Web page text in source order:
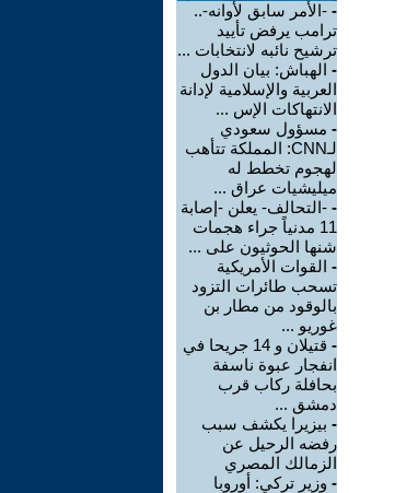
- -الأمر سابق لأوانه-..
ترامب يرفض تأييد
ترشيح نائبه لانتخابات ...
- الهباش: بيان الدول
العربية والإسلامية لإدانة
الانتهاكات الإس ...
- مسؤول سعودي
لـCNN: المملكة تتأهب
لهجوم تخطط له
ميليشيات عراق ...
- -التحالف- يعلن -إصابة
11 مدنياً جراء هجمات
شنها الحوثيون على ...
- القوات الأمريكية
تسحب طائرات التزود
بالوقود من مطار بن
غوريو ...
-
قتيلان و 14 جريحا في
انفجار عبوة ناسفة
بحافلة ركاب قرب
دمشق ...
- بيزيرا يكشف سبب
رفضه الرحيل عن
الزمالك المصري
- وزير تركي: أوروبا